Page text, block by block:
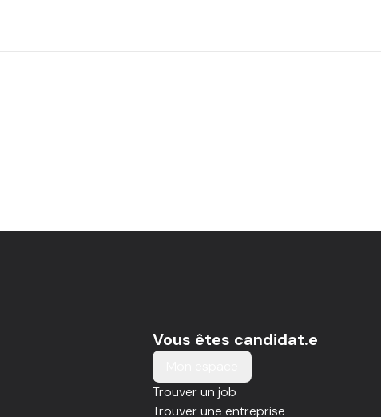
Vous êtes candidat.e
Trouver un job
Trouver une entreprise